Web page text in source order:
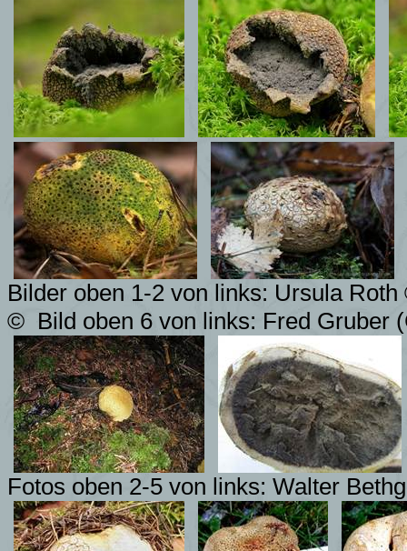
Bilder oben 1-2 von links: Ursula
© Bild oben 6 von links: Fred Gruber
Fotos oben 2-5 von links: Walter